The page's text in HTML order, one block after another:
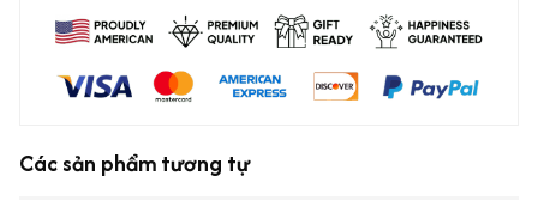
Các sản phẩm tương tự